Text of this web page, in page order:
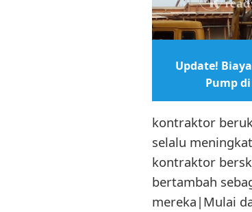
Update!
Pump
kontraktor
selalu
kontraktor
bertambah
mereka|Mulai